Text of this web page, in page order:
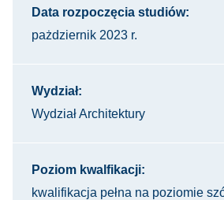
Data rozpoczęcia studiów:
pażdziernik 2023 r.
Wydział:
Wydział Architektury
Poziom kwalfikacji:
kwalifikacja pełna na poziomie